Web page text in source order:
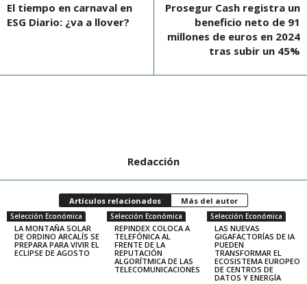
El tiempo en carnaval en
ESG Diario: ¿va a llover?
Prosegur Cash registra un
beneficio neto de 91
millones de euros en 2024
tras subir un 45%
Redacción
Artículos relacionados Más del autor
Selección Económica
LA MONTAÑA SOLAR
DE ORDINO ARCALÍS SE
PREPARA PARA VIVIR EL
ECLIPSE DE AGOSTO
Selección Económica
REPINDEX COLOCA A
TELEFÓNICA AL
FRENTE DE LA
REPUTACIÓN
ALGORÍTMICA DE LAS
TELECOMUNICACIONES
Selección Económica
LAS NUEVAS
GIGAFACTORÍAS DE IA
PUEDEN
TRANSFORMAR EL
ECOSISTEMA EUROPEO
DE CENTROS DE
DATOS Y ENERGÍA